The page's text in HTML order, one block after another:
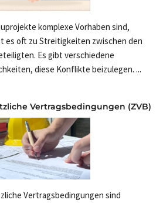
komplexe Vorhaben sind,
es oft zu Streitigkeiten zwischen den
Es gibt verschiedene
diese Konflikte beizulegen. ...
Vertragsbedingungen (ZVB)
Vertragsbedingungen sind